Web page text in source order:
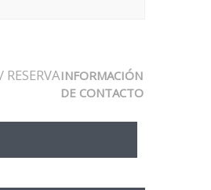
INFORMACIÓN
DE CONTACTO